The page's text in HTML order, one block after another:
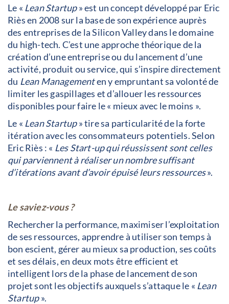
Le « Lean Startup» est un concept développé par Eric
Riès en 2008 sur la base de son expérience auprès
des entreprises de la Silicon Valley dans le domaine
du high-tech. C’est une approche théorique de la
création d’une entreprise ou du lancement d’une
activité, produit ou service, qui s’inspire directement
du Lean Managementen y empruntant sa volonté de
limiter les gaspillages et d’allouer les ressources
disponibles pour faire le « mieux avec le moins ».
Le « Lean Startup» tire sa particularité de la forte
itération avec les consommateurs potentiels. Selon
Eric Riès : « Les Start-up qui réussissent sont celles
qui parviennent à réaliser un nombre suffisant
d’itérations avant d’avoir épuisé leurs ressources».
Le saviez-vous ?
Rechercher la performance, maximiser l’exploitation
de ses ressources, apprendre à utiliser son temps à
bon escient, gérer au mieux sa production, ses coûts
et ses délais, en deux mots être efficient et
intelligent lors de la phase de lancement de son
projet sont les objectifs auxquels s’attaque le « Lean
Startup».